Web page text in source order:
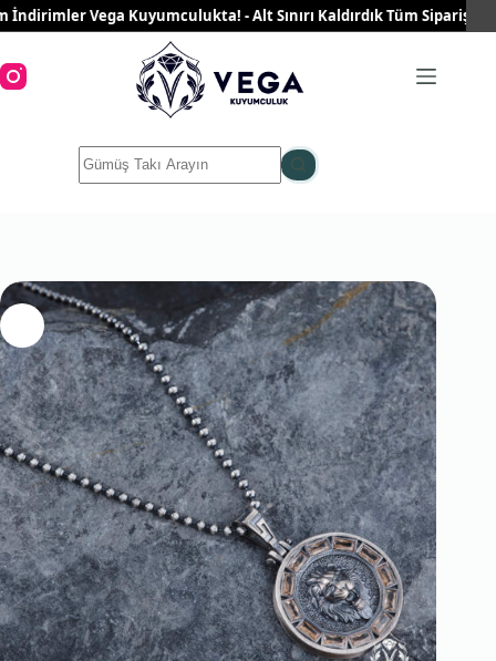
Skip
to
Vega Kuyumculukta! - Alt Sınırı Kaldırdık Tüm
No
results